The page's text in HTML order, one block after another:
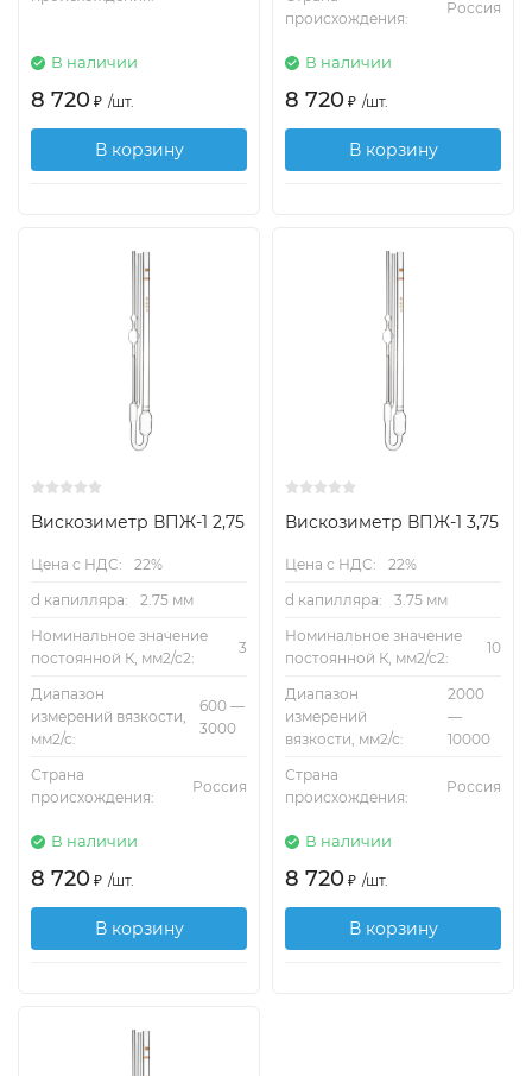
В наличии
8 720 ₽ /шт.
В корзину
происхождения:
Россия
В наличии
8 720 ₽ /шт.
В корзину
Вискозиметр ВПЖ-1 2,75
Цена с НДС:
22%
d капилляра:
2.75 мм
Номинальное значение
постоянной К, мм2/с2:
3
Диапазон
измерений вязкости,
мм2/с:
600 —
3000
Страна
происхождения:
Россия
В наличии
8 720 ₽ /шт.
В корзину
Вискозиметр ВПЖ-1 3,75
Цена с НДС:
22%
d капилляра:
3.75 мм
Номинальное значение
постоянной К, мм2/с2:
10
Диапазон
измерений
вязкости, мм2/с:
2000
—
10000
Страна
происхождения:
Россия
В наличии
8 720 ₽ /шт.
В корзину